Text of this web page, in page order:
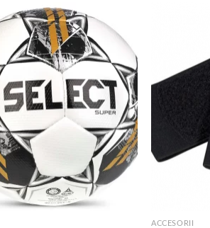
Add to
wishlist
ACCESORII